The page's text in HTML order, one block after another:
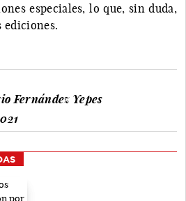
especiales, lo que, sin duda,
ediciones.
Fernández Yepes